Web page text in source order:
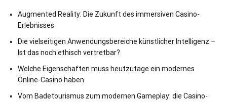
Augmented Reality: Die Zukunft des immersiven Casino-
Erlebnisses
Die vielseitigen Anwendungsbereiche künstlicher Intelligenz –
Ist das noch ethisch vertretbar?
Welche Eigenschaften muss heutzutage ein modernes
Online-Casino haben
Vom Badetourismus zum modernen Gameplay: die Casino-